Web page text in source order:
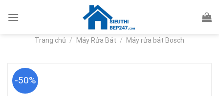
Trang chủ / Máy Rửa Bát / Máy rửa bát Bosch
-50%